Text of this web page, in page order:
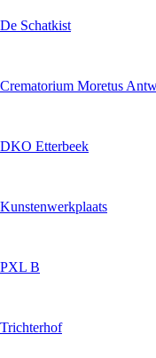
De Schatkist
Crematorium Moretus
DKO Etterbeek
Kunstenwerkplaats
PXL B
Trichterhof